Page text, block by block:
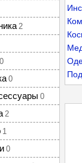
2
0
0
0
2
1
0